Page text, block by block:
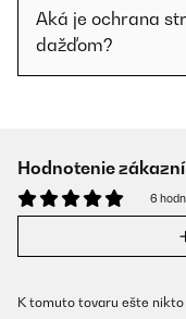
Aká je ochrana
dažďom?
Hodnotenie
6
K tomuto tovaru ešte nikto